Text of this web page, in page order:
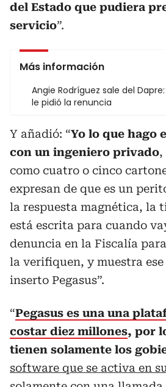
del Estado que pudiera
servicio”.
Más información
Angie Rodríguez sale del
le pidió la renuncia
Y añadió: “Yo lo que hago
con un ingeniero privado,
como cuatro o cinco
expresan de que es un
la respuesta magnética, la
está escrita para cuando
denuncia en la Fiscalía
la verifiquen, y muestra
inserto Pegasus”.
“Pegasus es una una
costar diez millones, por
tienen solamente los
software que se activa en